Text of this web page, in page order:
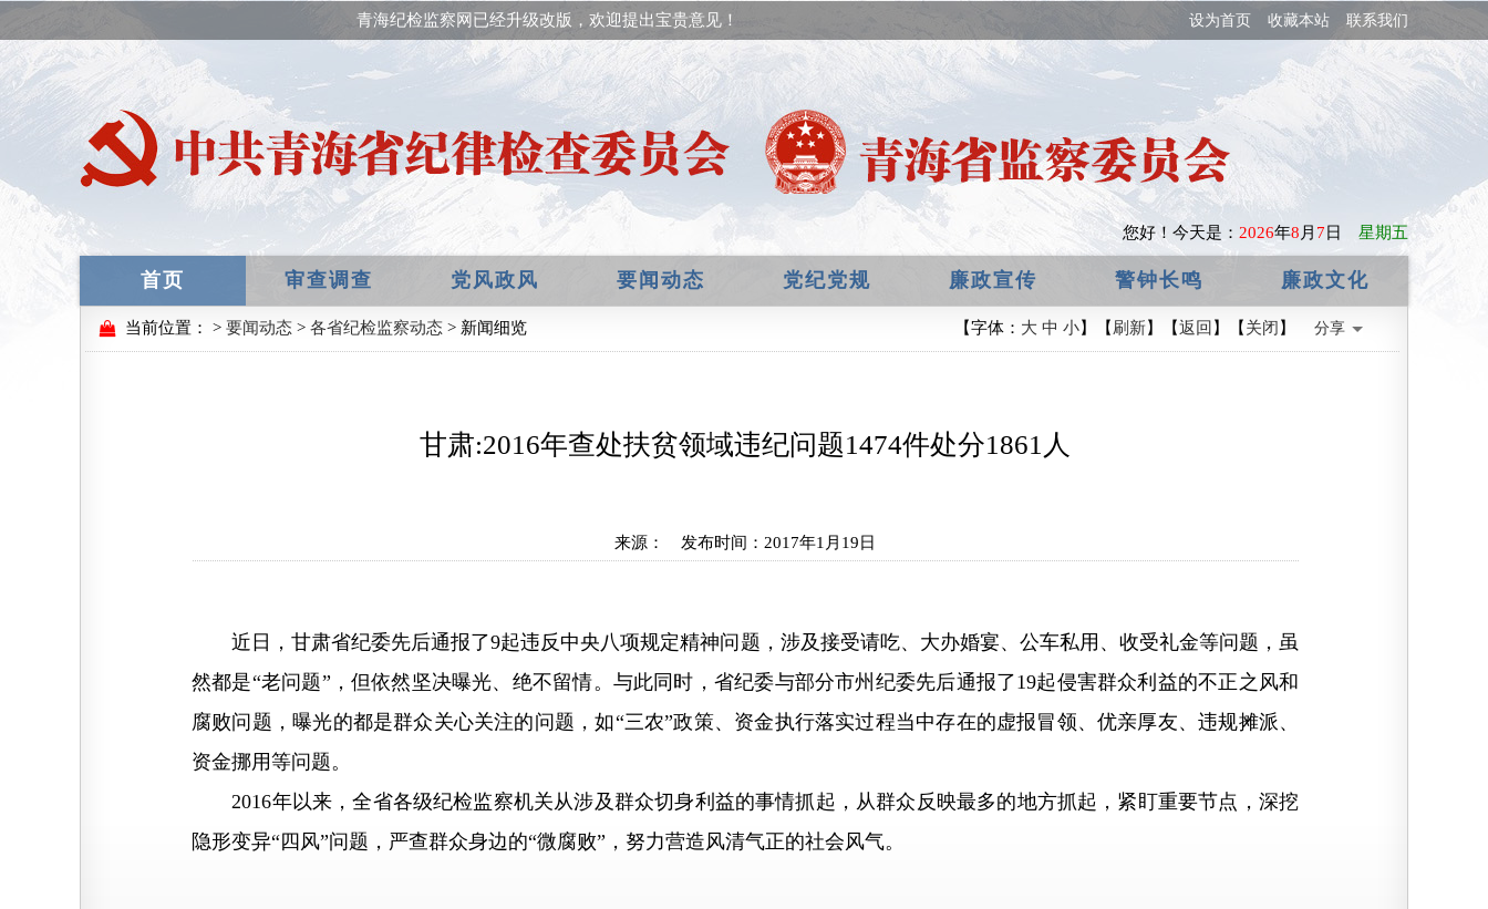
青海纪检监察网已经升级改版，欢迎提出宝贵意见！ 设为首页 收藏本站 联系我们
您好！ 今天是： 2026年8 月 7 日 星期五
首页 审查调查 党风政风 要闻动态 党纪党规 廉政宣传 警钟长鸣 廉政文化
当前位置： > 要闻动态 > 各省纪检监察动态 > 新闻细览 【字体： 大 中 小】【刷新】【返回 】【关闭 】 分享
甘肃:2016年查处扶贫领域违纪问题1474件处分1861人
来源： 发布时间： 2017年1月19日
近日，甘肃省纪委先后通报了9起违反中央八项规定精神问题，涉及接受请吃、大办婚宴、公车私用、收受礼金等问题，虽
然都是“老问题”，但依然坚决曝光、绝不留情。与此同时，省纪委与部分市州纪委先后通报了19起侵害群众利益的不正之风和
腐败问题，曝光的都是群众关心关注的问题，如“三农”政策、资金执行落实过程当中存在的虚报冒领、优亲厚友、违规摊派、
资金挪用等问题。
2016年以来，全省各级纪检监察机关从涉及群众切身利益的事情抓起，从群众反映最多的地方抓起，紧盯重要节点，深挖
隐形变异“四风”问题，严查群众身边的“微腐败”，努力营造风清气正的社会风气。